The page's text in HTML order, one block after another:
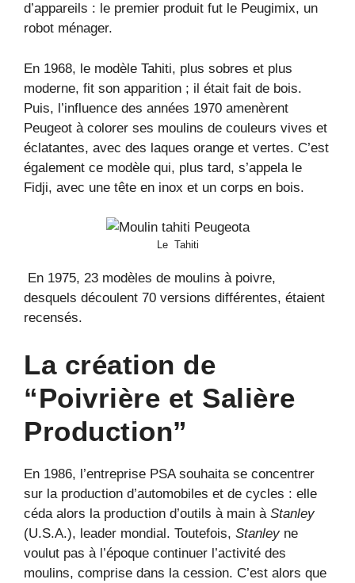
d’appareils : le premier produit fut le Peugimix, un
robot ménager.
En 1968, le modèle Tahiti, plus sobres et plus
moderne, fit son apparition ; il était fait de bois.
Puis, l’influence des années 1970 amenèrent
Peugeot à colorer ses moulins de couleurs vives et
éclatantes, avec des laques orange et vertes. C’est
également ce modèle qui, plus tard, s’appela le
Fidji, avec une tête en inox et un corps en bois.
Le Tahiti
En 1975, 23 modèles de moulins à poivre,
desquels découlent 70 versions différentes, étaient
recensés.
La création de
“Poivrière et Salière
Production”
En 1986, l’entreprise PSA souhaita se concentrer
sur la production d’automobiles et de cycles : elle
céda alors la production d’outils à main à Stanley
(U.S.A.), leader mondial. Toutefois, Stanley ne
voulut pas à l’époque continuer l’activité des
moulins, comprise dans la cession. C’est alors que